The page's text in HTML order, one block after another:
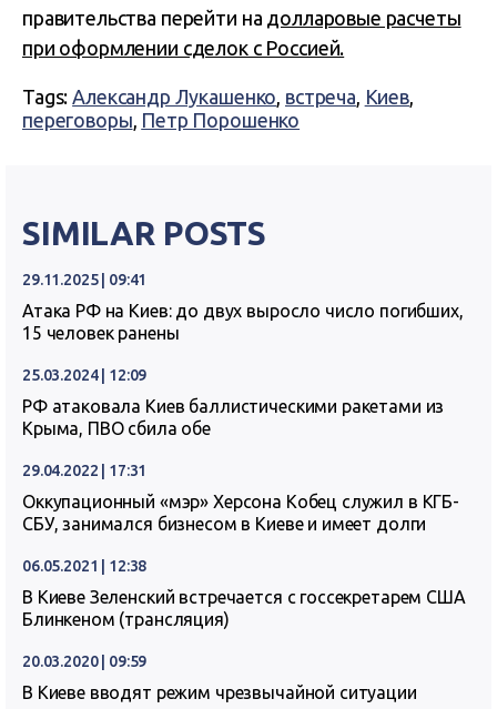
правительства перейти на долларовые расчеты
при оформлении сделок с Россией.
Tags:Александр Лукашенко, встреча, Киев,
переговоры, Петр Порошенко
SIMILAR POSTS
29.11.2025 | 09:41
Атака РФ на Киев: до двух выросло число погибших,
15 человек ранены
25.03.2024 | 12:09
РФ атаковала Киев баллистическими ракетами из
Крыма, ПВО сбила обе
29.04.2022 | 17:31
Оккупационный «мэр» Херсона Кобец служил в КГБ-
СБУ, занимался бизнесом в Киеве и имеет долги
06.05.2021 | 12:38
В Киеве Зеленский встречается с госсекретарем США
Блинкеном (трансляция)
20.03.2020 | 09:59
В Киеве вводят режим чрезвычайной ситуации